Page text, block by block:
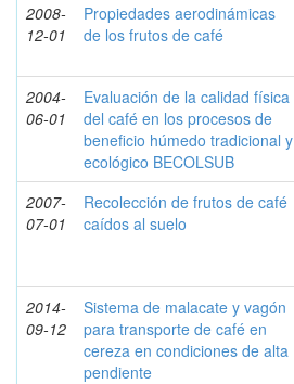
2008-
12-01
Propiedades aerodinámicas
de los frutos de café
2004-
06-01
Evaluación de la calidad física
del café en los procesos de
beneficio húmedo tradicional y
ecológico BECOLSUB
2007-
07-01
Recolección de frutos de café
caídos al suelo
2014-
09-12
Sistema de malacate y vagón
para transporte de café en
cereza en condiciones de alta
pendiente